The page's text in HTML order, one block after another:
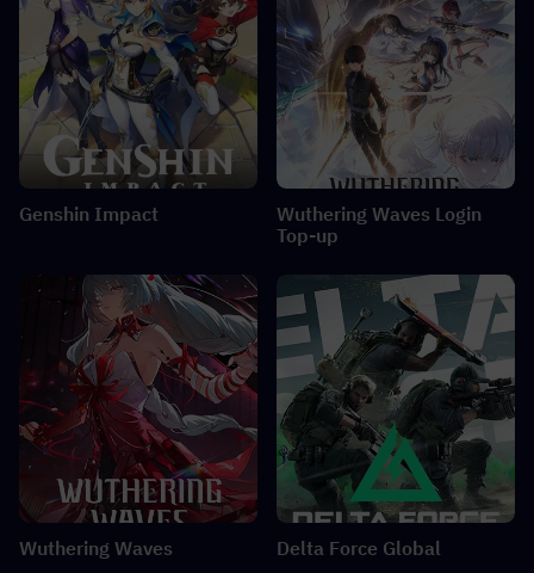
Genshin Impact
Wuthering Waves Login
Top-up
Wuthering Waves Delta Force Global